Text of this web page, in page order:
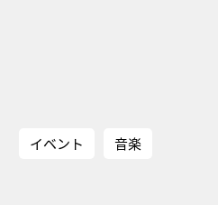
イベント 音楽